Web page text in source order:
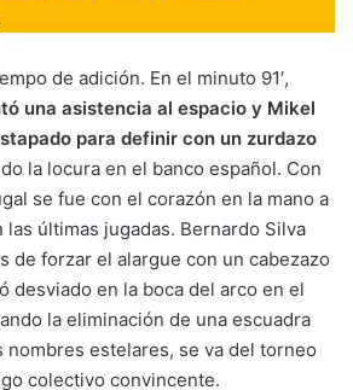
de adición. En el minuto 91′,
una asistencia al espacio y Mikel
para definir con un zurdazo
la locura en el banco español. Con
se fue con el corazón en la mano a
las últimas jugadas. Bernardo Silva
de forzar el alargue con un cabezazo
desviado en la boca del arco en el
la eliminación de una escuadra
nombres estelares, se va del torneo
colectivo convincente.